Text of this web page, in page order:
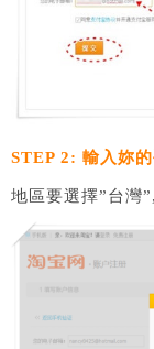
STEP 2: 輸入妳
地區要選擇”台灣